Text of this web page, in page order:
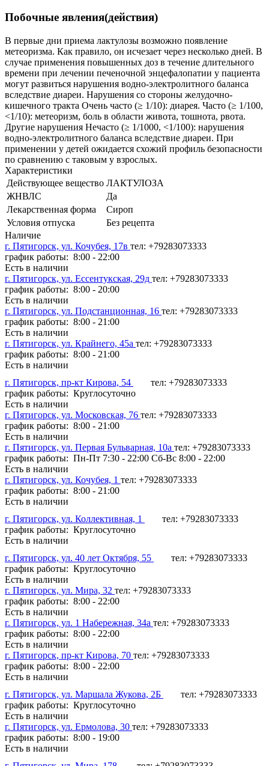
Побочные явления(действия)
В первые дни приема лактулозы возможно появление
метеоризма. Как правило, он исчезает через несколько дней. В
случае применения повышенных доз в течение длительного
времени при лечении печеночной энцефалопатии у пациента
могут развиться нарушения водно-электролитного баланса
вследствие диареи. Нарушения со стороны желудочно-
кишечного тракта Очень часто (≥ 1/10): диарея. Часто (≥ 1/100,
<1/10): метеоризм, боль в области живота, тошнота, рвота.
Другие нарушения Нечасто (≥ 1/1000, <1/100): нарушения
водно-электролитного баланса вследствие диареи. При
применении у детей ожидается схожий профиль безопасности
по сравнению с таковым у взрослых.
Характеристики
Действующее вещество ЛАКТУЛОЗА
ЖНВЛС
Да
Лекарственная форма
Сироп
Условия отпуска
Без рецепта
Наличие
г. Пятигорск, ул. Кочубея, 17в тел: +79283073333
график работы: 8:00 - 22:00
Есть в наличии
г. Пятигорск, ул. Ессентукская, 29д тел: +79283073333
график работы: 8:00 - 20:00
Есть в наличии
г. Пятигорск, ул. Подстанционная, 16 тел: +79283073333
график работы: 8:00 - 21:00
Есть в наличии
г. Пятигорск, ул. Крайнего, 45а тел: +79283073333
график работы: 8:00 - 21:00
Есть в наличии
г. Пятигорск, пр-кт Кирова, 54
тел: +79283073333
график работы: Круглосуточно
Есть в наличии
г. Пятигорск, ул. Московская, 76 тел: +79283073333
график работы: 8:00 - 21:00
Есть в наличии
г. Пятигорск, ул. Первая Бульварная, 10а тел: +79283073333
график работы: Пн-Пт 7:30 - 22:00 Сб-Вс 8:00 - 22:00
Есть в наличии
г. Пятигорск, ул. Кочубея, 1 тел: +79283073333
график работы: 8:00 - 21:00
Есть в наличии
г. Пятигорск, ул. Коллективная, 1
тел: +79283073333
график работы: Круглосуточно
Есть в наличии
г. Пятигорск, ул. 40 лет Октября, 55
тел: +79283073333
график работы: Круглосуточно
Есть в наличии
г. Пятигорск, ул. Мира, 32 тел: +79283073333
график работы: 8:00 - 22:00
Есть в наличии
г. Пятигорск, ул. 1 Набережная, 34а тел: +79283073333
график работы: 8:00 - 22:00
Есть в наличии
г. Пятигорск, пр-кт Кирова, 70 тел: +79283073333
график работы: 8:00 - 22:00
Есть в наличии
г. Пятигорск, ул. Маршала Жукова, 2Б
тел: +79283073333
график работы: Круглосуточно
Есть в наличии
г. Пятигорск, ул. Ермолова, 30 тел: +79283073333
график работы: 8:00 - 19:00
Есть в наличии